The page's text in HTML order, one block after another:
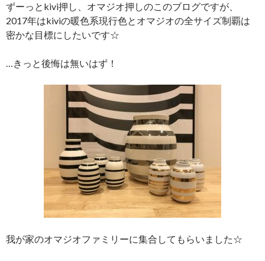
ずーっとkivi押し、オマジオ押しのこのブログですが、
2017年はkiviの暖色系現行色とオマジオの全サイズ制覇は
密かな目標にしたいです☆
…きっと後悔は無いはず！
我が家のオマジオファミリーに集合してもらいました☆